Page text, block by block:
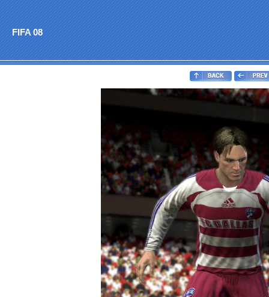
FIFA 08